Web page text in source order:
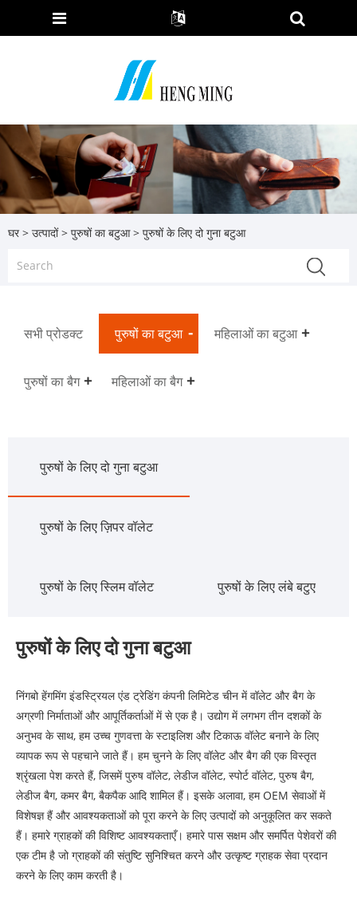
घर > उत्पादों> पुरुषों का बटुआ> पुरुषों के लिए दो गुना बटुआ
सभी प्रोडक्ट पुरुषों का बटुआ महिलाओं का बटुआ
पुरुषों का बैग महिलाओं का बैग
पुरुषों के लिए दो गुना बटुआ
पुरुषों के लिए ज़िपर वॉलेट
पुरुषों के लिए स्लिम वॉलेट पुरुषों के लिए लंबे बटुए
पुरुषों के लिए दो गुना बटुआ
निंगबो हेंगमिंग इंडस्ट्रियल एंड ट्रेडिंग कंपनी लिमिटेड चीन में वॉलेट और बैग के
अग्रणी निर्माताओं और आपूर्तिकर्ताओं में से एक है। उद्योग में लगभग तीन दशकों के
अनुभव के साथ, हम उच्च गुणवत्ता के स्टाइलिश और टिकाऊ वॉलेट बनाने के लिए
व्यापक रूप से पहचाने जाते हैं। हम चुनने के लिए वॉलेट और बैग की एक विस्तृत
श्रृंखला पेश करते हैं, जिसमें पुरुष वॉलेट, लेडीज वॉलेट, स्पोर्ट वॉलेट, पुरुष बैग,
लेडीज बैग, कमर बैग, बैकपैक आदि शामिल हैं। इसके अलावा, हम OEM सेवाओं में
विशेषज्ञ हैं और आवश्यकताओं को पूरा करने के लिए उत्पादों को अनुकूलित कर सकते
हैं। हमारे ग्राहकों की विशिष्ट आवश्यकताएँ। हमारे पास सक्षम और समर्पित पेशेवरों की
एक टीम है जो ग्राहकों की संतुष्टि सुनिश्चित करने और उत्कृष्ट ग्राहक सेवा प्रदान
करने के लिए काम करती है।